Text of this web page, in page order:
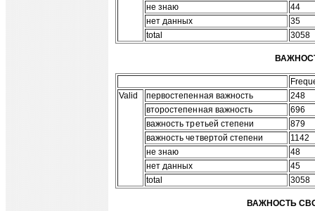
не знаю
44
нет данных
35
total
3058
Valid
первостепенная важность
248
второстепенная важность
696
важность третьей степени
879
важность четвертой степени
1142
не знаю
48
нет данных
45
total
3058
ВАЖНОСТЬ